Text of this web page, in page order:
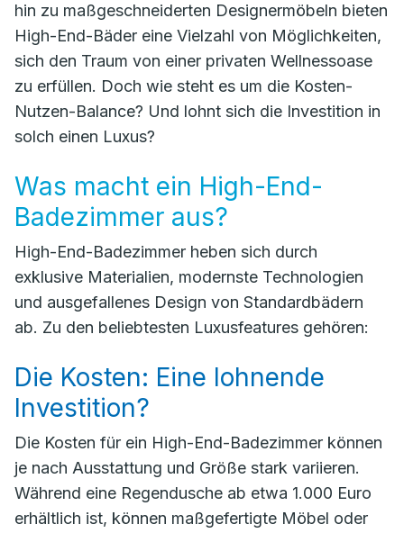
hin zu maßgeschneiderten Designermöbeln bieten
High-End-Bäder eine Vielzahl von Möglichkeiten,
sich den Traum von einer privaten Wellnessoase
zu erfüllen. Doch wie steht es um die Kosten-
Nutzen-Balance? Und lohnt sich die Investition in
solch einen Luxus?
Was macht ein High-End-
Badezimmer aus?
High-End-Badezimmer heben sich durch
exklusive Materialien, modernste Technologien
und ausgefallenes Design von Standardbädern
ab. Zu den beliebtesten Luxusfeatures gehören:
Die Kosten: Eine lohnende
Investition?
Die Kosten für ein High-End-Badezimmer können
je nach Ausstattung und Größe stark variieren.
Während eine Regendusche ab etwa 1.000 Euro
erhältlich ist, können maßgefertigte Möbel oder